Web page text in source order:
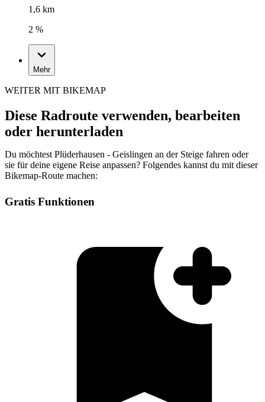
1,6 km
2 %
Mehr
WEITER MIT BIKEMAP
Diese Radroute verwenden, bearbeiten
oder herunterladen
Du möchtest Plüderhausen - Geislingen an der Steige fahren oder
sie für deine eigene Reise anpassen? Folgendes kannst du mit dieser
Bikemap-Route machen:
Gratis Funktionen